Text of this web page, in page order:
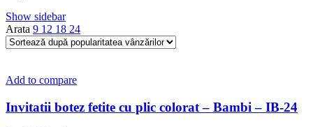
Show sidebar
Arata 9 12 18 24
Add to compare
Invitatii botez fetite cu plic colorat – Bambi – IB-24